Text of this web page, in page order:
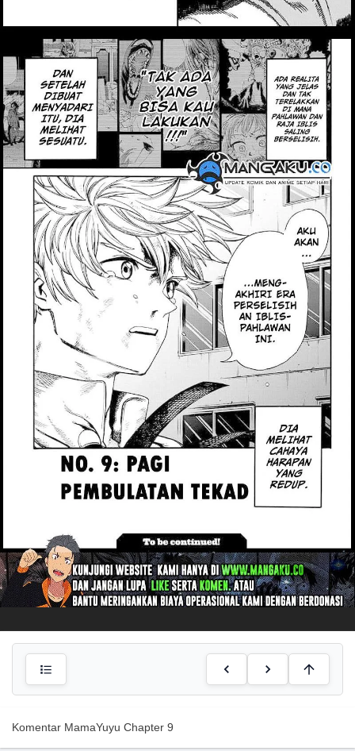
Komentar MamaYuyu Chapter 9